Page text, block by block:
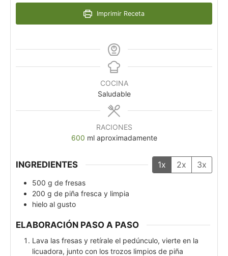
Imprimir Receta
COCINA
Saludable
RACIONES
600 ml aproximadamente
INGREDIENTES 1x 2x 3x
500 g de fresas
200 g de piña fresca y limpia
hielo al gusto
ELABORACIÓN PASO A PASO
Lava las fresas y retírale el pedúnculo, vierte en la
licuadora, junto con los trozos limpios de piña